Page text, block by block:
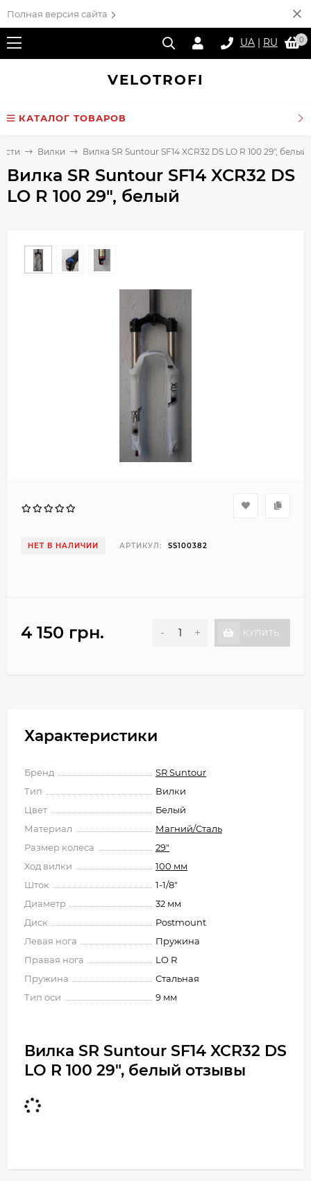
Полная версия сайта
UA | RU 0
VELOTROFI
КАТАЛОГ ТОВАРОВ
Вилки Вилка SR Suntour SF14 XCR32 DS LO R 100 29", белый
Вилка SR Suntour SF14 XCR32 DS
LO R 100 29", белый
НЕТ В НАЛИЧИИ АРТИКУЛ: SS100382
4 150 грн. - + КУПИТЬ
Характеристики
Бренд
SR Suntour
Тип
Вилки
Цвет
Белый
Материал
Магний/Сталь
Размер колеса
29"
Ход вилки
100 мм
Шток
1-1/8"
Диаметр
32 мм
Диск
Postmount
Левая нога
Пружина
Правая нога
LO R
Пружина
Стальная
Тип оси
9 мм
Вилка SR Suntour SF14 XCR32 DS
LO R 100 29", белый отзывы